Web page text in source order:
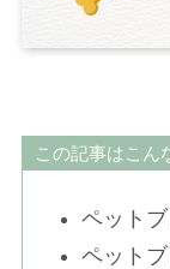
この記事はこん
ペット
ペット